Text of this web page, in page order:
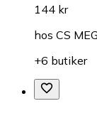
144 kr
hos CS
+6 butiker